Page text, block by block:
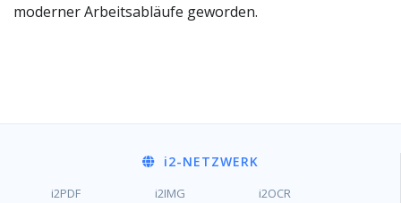
moderner Arbeitsabläufe geworden.
i2-NETZWERK
i2PDF i2IMG
i2OCR